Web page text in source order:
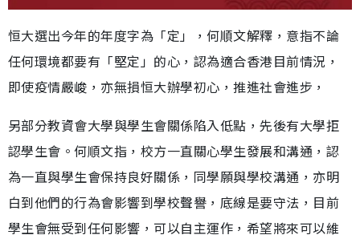
恒大選出今年的年度字為「定」，何順文解釋，意指不論
任何環境都要有「堅定」的心，認為適合香港目前情況，
即使疫情嚴峻，亦無損恒大辦學初心，推進社會進步，
另部分教資會大學與學生會關係陷入低點，先後有大學拒
認學生會。何順文指，校方一直關心學生發展和溝通，認
為一直與學生會保持良好關係，同學願與學校溝通，亦明
白到他們的行為會影響到學校聲譽，底線是要守法，目前
學生會無受到任何影響，可以自主運作，希望將來可以維